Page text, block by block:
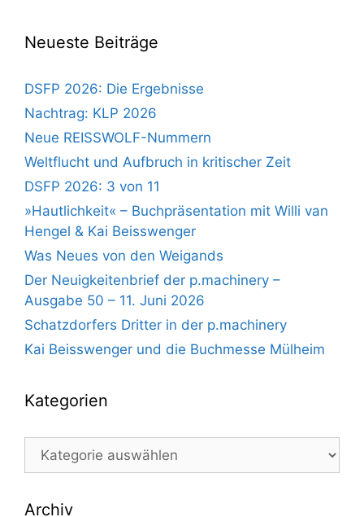
Neueste Beiträge
DSFP 2026: Die Ergebnisse
Nachtrag: KLP 2026
Neue REISSWOLF-Nummern
Weltflucht und Aufbruch in kritischer Zeit
DSFP 2026: 3 von 11
»Hautlichkeit« – Buchpräsentation mit Willi van
Hengel & Kai Beisswenger
Was Neues von den Weigands
Der Neuigkeitenbrief der p.machinery –
Ausgabe 50 – 11. Juni 2026
Schatzdorfers Dritter in der p.machinery
Kai Beisswenger und die Buchmesse Mülheim
Kategorien
Kategorien
Archiv